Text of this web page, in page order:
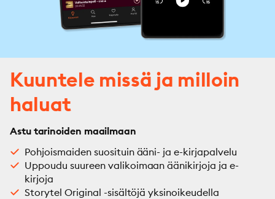
Kuuntele missä ja milloin
haluat
Astu tarinoiden maailmaan
Pohjoismaiden suosituin ääni- ja e-kirjapalvelu
Uppoudu suureen valikoimaan äänikirjoja ja e-
kirjoja
Storytel Original -sisältöjä yksinoikeudella